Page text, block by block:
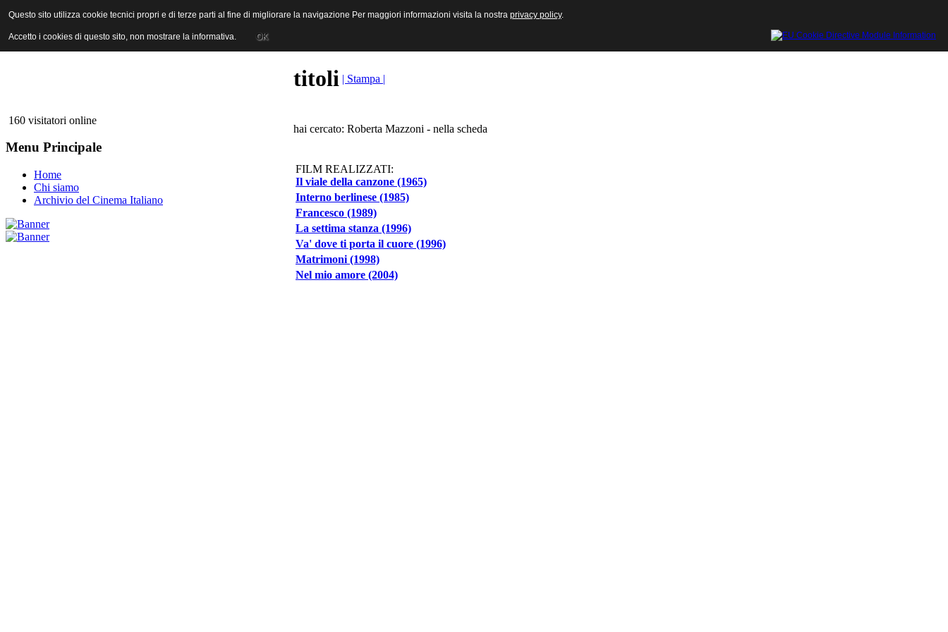
ANICA | Associazione Nazionale Industrie Cinematografiche Audiovisive e Multimediali
160 visitatori online
Menu Principale
Home
Chi siamo
Archivio del Cinema Italiano
titoli | Stampa |
hai cercato: Roberta Mazzoni - nella scheda
FILM REALIZZATI:
Il viale della canzone (1965)
Interno berlinese (1985)
Francesco (1989)
La settima stanza (1996)
Va' dove ti porta il cuore (1996)
Matrimoni (1998)
Nel mio amore (2004)
Questo sito utilizza cookie tecnici propri e di terze parti al fine di migliorare la navigazione Per maggiori informazioni visita la nostra privacy policy.
Accetto i cookies di questo sito, non mostrare la informativa. OK
Questo sito utilizza cookie tecnici propri e di terze parti al fine di migliorare la navigazione Per maggiori informazioni visita la nostra privacy policy.
Accetto i cookies di questo sito, non mostrare la informativa. OK